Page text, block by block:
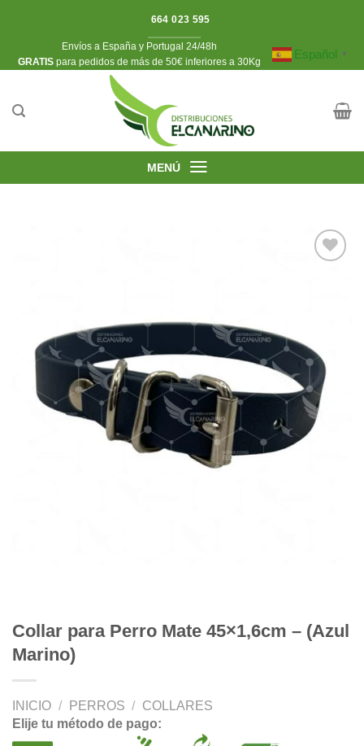
664 023 595
Envíos a España y Portugal 24/48h
​GRATIS para pedidos de más de 50€ inferiores a 30Kg
Español ▼
MENÚ
deseos
Collar para Perro Mate 45×1,6cm – (Azul
Marino)
INICIO / PERROS / COLLARES
Elije tu método de pago: